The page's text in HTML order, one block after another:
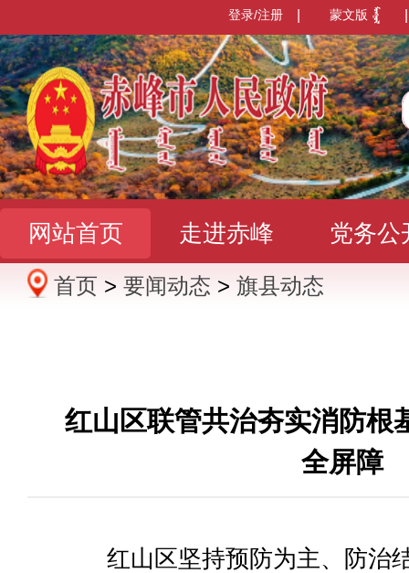
蒙文版
登录/注册
网站首页 走进赤峰 党务公
办事服务 政民互动
首页 > 要闻动态 > 旗县动态
红山区联管共治夯实消防根
全屏障
红山区坚持预防为主、防治